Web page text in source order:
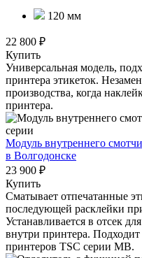
120 мм
22 800 ₽
Купить
Универсальная модель,
принтера этикеток.
производства, когда
принтера.
Модуль внутреннего
в Волгодонске
23 900 ₽
Купить
Сматывает отпечатанные
последующей расклейки
Устанавливается в отсек
внутри принтера.
принтеров TSC серии MB.